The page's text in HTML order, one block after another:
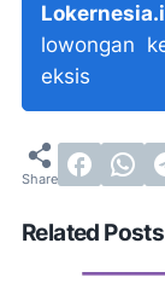
lowongan
eksis
Related Posts